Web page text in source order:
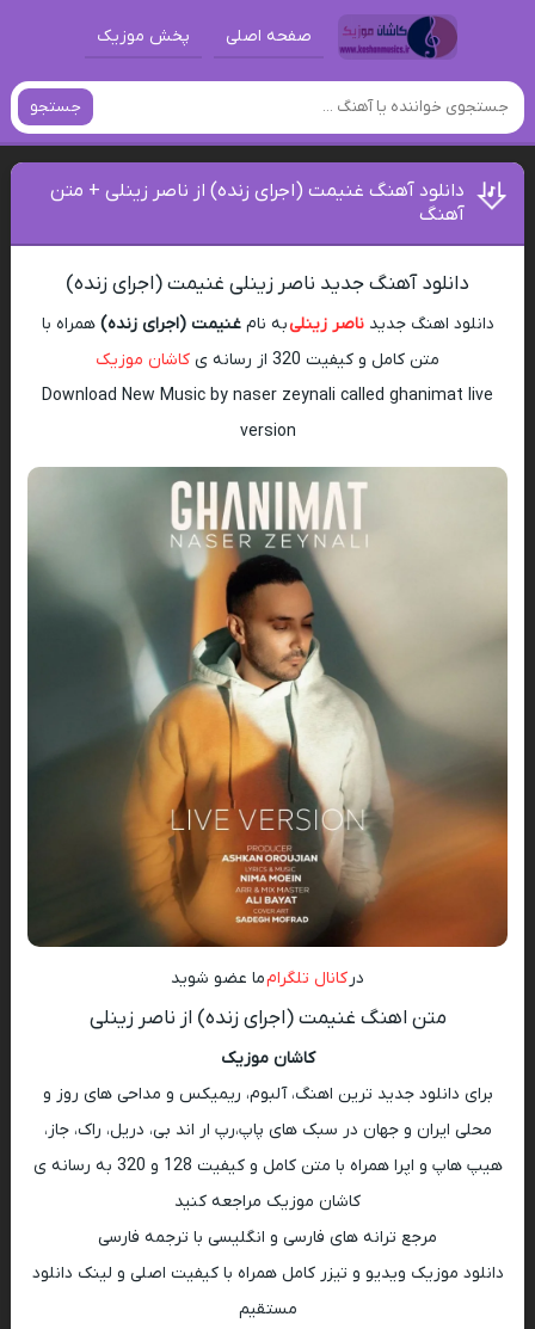
صفحه اصلی پخش موزیک
جستجو
دانلود آهنگ غنیمت (اجرای زنده) از ناصر زینلی + متن
آهنگ
دانلود آهنگ جدید ناصر زینلی غنیمت (اجرای زنده)
دانلود اهنگ جدیدناصر زینلیبه نامغنیمت (اجرای زنده) همراه با
متن کامل و کیفیت 320 از رسانه ی
کاشان موزیک
Download New Music by naser zeynali called ghanimat live
version
در کانال تلگرامما عضو شوید
متن اهنگ غنیمت (اجرای زنده) از ناصر زینلی
کاشان موزیک
برای دانلود جدید ترین اهنگ، آلبوم، ریمیکس و مداحی های روز و
محلی ایران و جهان در سبک های پاپ،رپ ار اند بی، دریل، راک، جاز،
هیپ هاپ و اپرا همراه با متن کامل و کیفیت 128 و 320 به رسانه ی
کاشان موزیک مراجعه کنید
مرجع ترانه های فارسی و انگلیسی با ترجمه فارسی
دانلود موزیک ویدیو و تیزر کامل همراه با کیفیت اصلی و لینک دانلود
مستقیم